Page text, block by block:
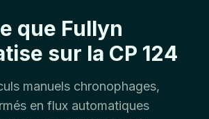
que Fullyn
sur la CP 124
manuels chronophages,
en flux automatiques